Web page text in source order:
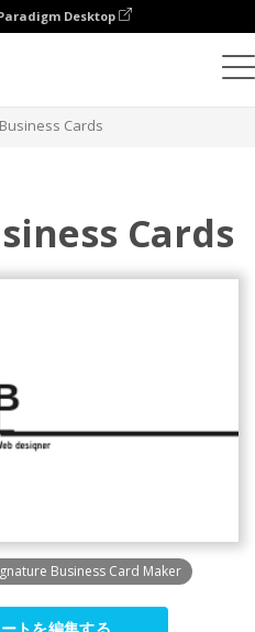
Desktop
Cards
Cards
Business Card Maker